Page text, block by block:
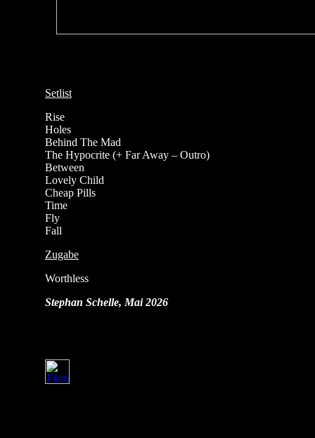
Setlist
Rise
Holes
Behind The Mad
The Hypocrite (+ Far Away – Outro)
Between
Lovely Child
Cheap Pills
Time
Fly
Fall
Zugabe
Worthless
Stephan Schelle, Mai 2026